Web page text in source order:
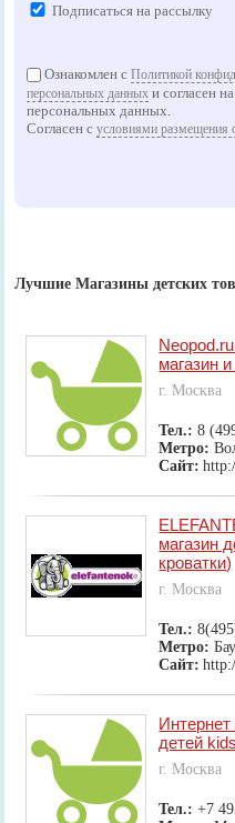
Подписаться на рассылку
Ознакомлен сПолитикой
персональных данных и согласен
персональных данных.
Согласен сусловиями размещения
Лучшие Магазины детских
магазин
г. Москва
Тел.:8
Метро:
Сайт:
магазин
кроватки)
г. Москва
Тел.:
Метро:
Сайт:
Интернет
детей
г. Москва
Тел.:+7